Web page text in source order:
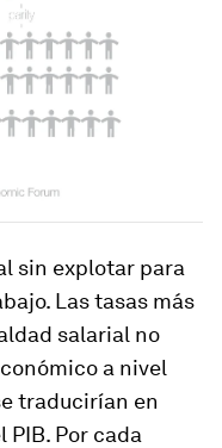
sin explotar para
Las tasas más
salarial no
a nivel
traducirían en
Por cada